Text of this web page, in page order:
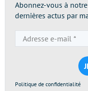
Abonnez-vous à
dernières actus par
Politique de confidentialité